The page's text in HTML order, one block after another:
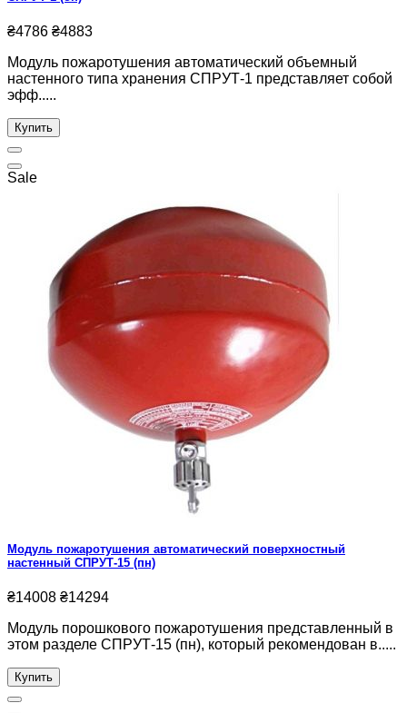
₴4786 ₴4883
Модуль пожаротушения автоматический объемный
настенного типа хранения СПРУТ-1 представляет собой
эфф.....
Купить
Sale
Модуль пожаротушения автоматический поверхностный
настенный СПРУТ-15 (пн)
₴14008 ₴14294
Модуль порошкового пожаротушения представленный в
этом разделе СПРУТ-15 (пн), который рекомендован в.....
Купить